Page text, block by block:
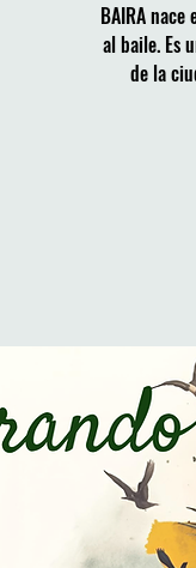
BAIRA
al baile. Es
de la